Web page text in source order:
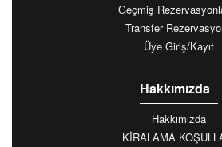
Geçmiş
Transfer
Üye Giriş/Kayıt
Hakkımızda
Hakkımızda
KİRALAMA